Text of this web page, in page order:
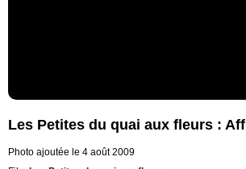
Les Petites du quai aux fleurs :
Photo ajoutée le 4 août 2009